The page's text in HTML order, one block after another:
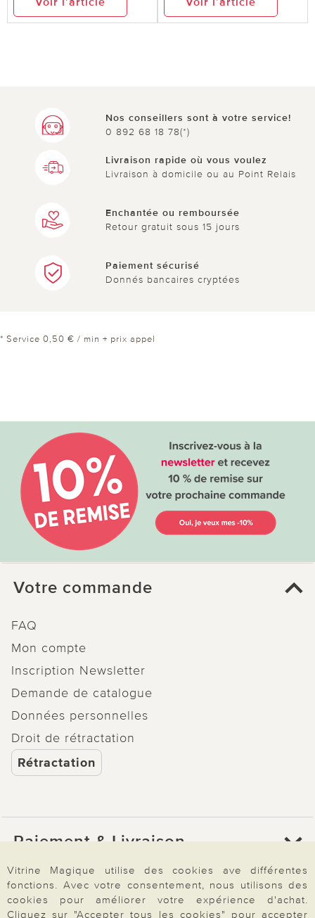
Nos conseillers sont à votre service!
0 892 68 18 78(*)
Livraison rapide où vous voulez
Livraison à domicile ou au Point Relais
Enchantée ou remboursée
Retour gratuit sous 15 jours
Paiement sécurisé
Donnés bancaires cryptées
* Service 0,50 € / min + prix appel
Votre commande
FAQ
Mon compte
Inscription Newsletter
Demande de catalogue
Données personnelles
Droit de rétractation
Rétractation
Paiement & Livraison
À propos de nous
Vitrine Magique utilise des cookies ave différentes
fonctions. Avec votre consentement, nous utilisons des
cookies pour améliorer votre expérience d'achat.
Cliquez sur "Accepter tous les cookies" pour accepter